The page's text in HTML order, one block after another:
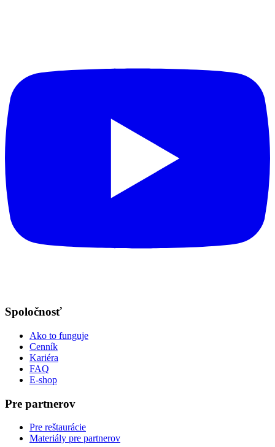
Spoločnosť
Ako to funguje
Cenník
Kariéra
FAQ
E-shop
Pre partnerov
Pre reštaurácie
Materiály pre partnerov